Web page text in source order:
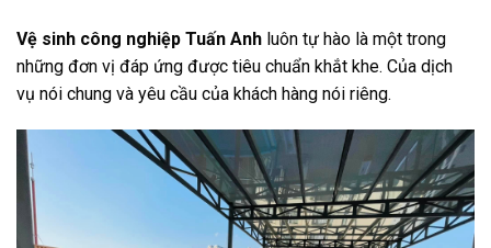
Vệ sinh công nghiệp Tuấn Anh luôn tự hào là một trong
những đơn vị đáp ứng được tiêu chuẩn khắt khe. Của dịch
vụ nói chung và yêu cầu của khách hàng nói riêng.